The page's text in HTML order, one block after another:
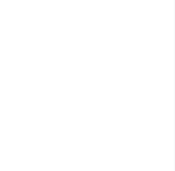
il
delle
non
discente